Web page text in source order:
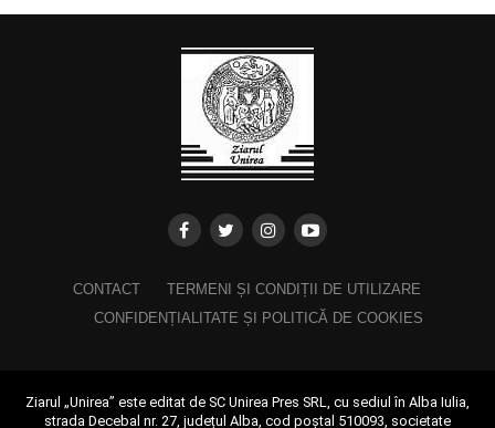
CONTACT
TERMENI ȘI CONDIȚII DE UTILIZARE
CONFIDENȚIALITATE ȘI POLITICĂ DE COOKIES
Ziarul „Unirea” este editat de SC Unirea Pres SRL, cu sediul în Alba Iulia,
strada Decebal nr. 27, județul Alba, cod poștal 510093, societate